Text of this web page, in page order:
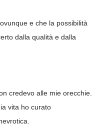
e che la possibilità
dalla qualità e dalla
credevo alle mie orecchie.
vita ho curato